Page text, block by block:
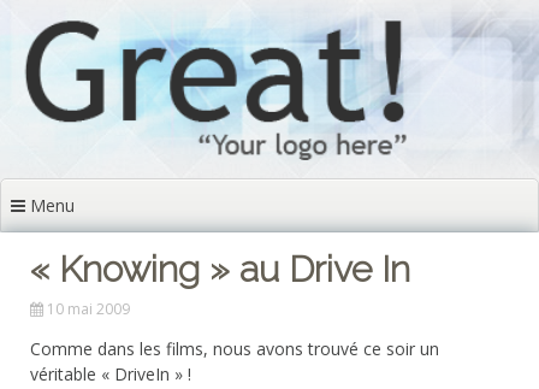
contenu
principal
Menu
« Knowing » au Drive In
10 mai 2009
Comme dans les films, nous avons trouvé ce soir un
véritable « DriveIn » !